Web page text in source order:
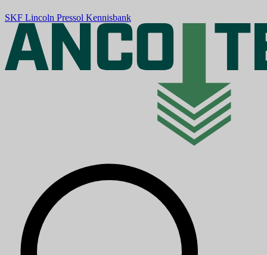
SKF Lincoln Pressol Kennisbank